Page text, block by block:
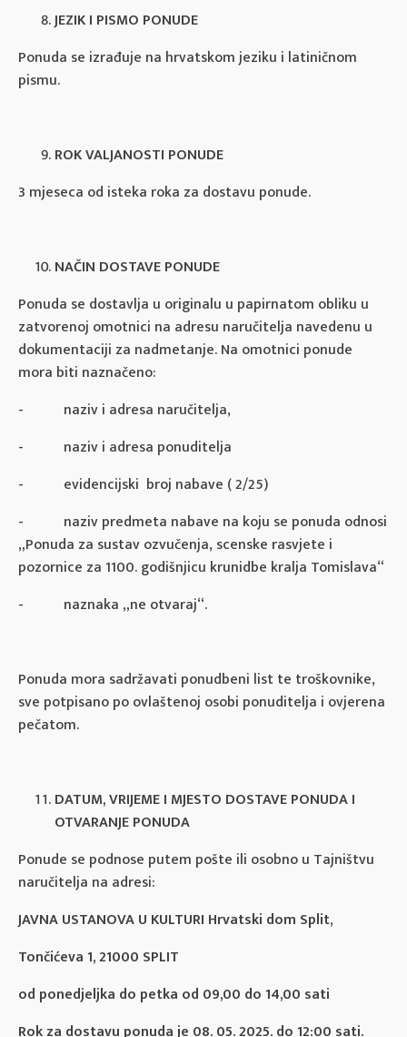
JEZIK I PISMO PONUDE
Ponuda se izrađuje na hrvatskom jeziku i latiničnom
pismu.
ROK VALJANOSTI PONUDE
3 mjeseca od isteka roka za dostavu ponude.
NAČIN DOSTAVE PONUDE
Ponuda se dostavlja u originalu u papirnatom obliku u
zatvorenoj omotnici na adresu naručitelja navedenu u
dokumentaciji za nadmetanje. Na omotnici ponude
mora biti naznačeno:
- naziv i adresa naručitelja,
- naziv i adresa ponuditelja
- evidencijski broj nabave ( 2/25)
- naziv predmeta nabave na koju se ponuda odnosi
„Ponuda za sustav ozvučenja, scenske rasvjete i
pozornice za 1100. godišnjicu krunidbe kralja Tomislava“
- naznaka „ne otvaraj“.
Ponuda mora sadržavati ponudbeni list te troškovnike,
sve potpisano po ovlaštenoj osobi ponuditelja i ovjerena
pečatom.
DATUM, VRIJEME I MJESTO DOSTAVE PONUDA I
OTVARANJE PONUDA
Ponude se podnose putem pošte ili osobno u Tajništvu
naručitelja na adresi:
JAVNA USTANOVA U KULTURI Hrvatski dom Split,
Tončićeva 1, 21000 SPLIT
od ponedjeljka do petka od 09,00 do 14,00 sati
Rok za dostavu ponuda je 08. 05. 2025. do 12:00 sati.